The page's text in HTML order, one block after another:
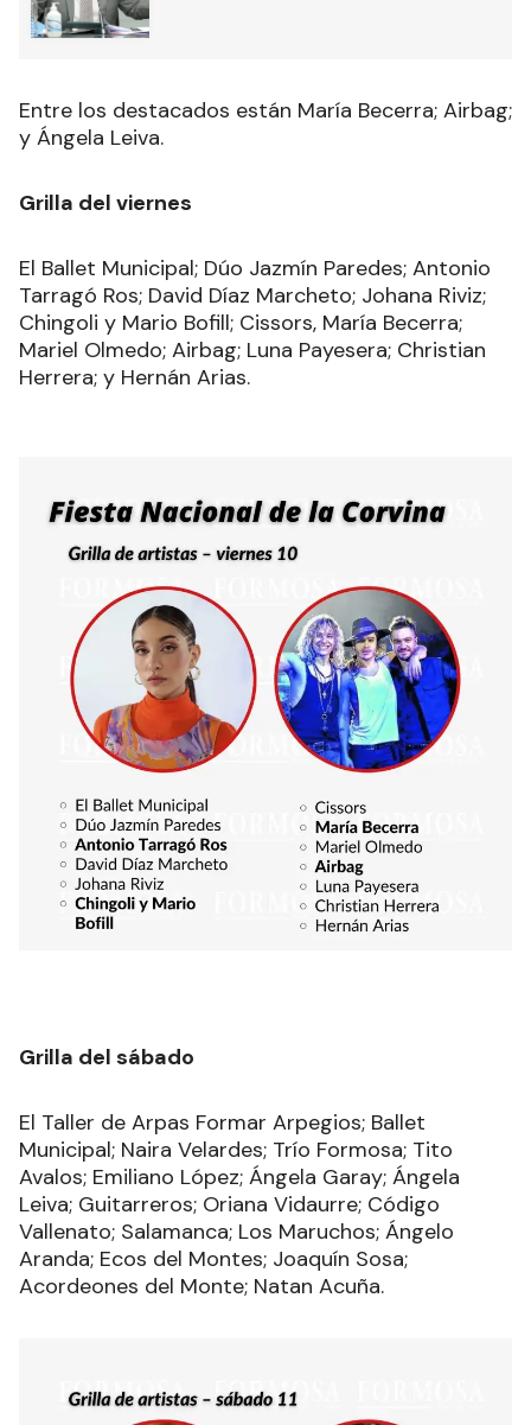
Entre los destacados están María Becerra; Airbag;
y Ángela Leiva.
Grilla del viernes
El Ballet Municipal; Dúo Jazmín Paredes; Antonio
Tarragó Ros; David Díaz Marcheto; Johana Riviz;
Chingoli y Mario Bofill; Cissors, María Becerra;
Mariel Olmedo; Airbag; Luna Payesera; Christian
Herrera; y Hernán Arias.
Grilla del sábado
El Taller de Arpas Formar Arpegios; Ballet
Municipal; Naira Velardes; Trío Formosa; Tito
Avalos; Emiliano López; Ángela Garay; Ángela
Leiva; Guitarreros; Oriana Vidaurre; Código
Vallenato; Salamanca; Los Maruchos; Ángelo
Aranda; Ecos del Montes; Joaquín Sosa;
Acordeones del Monte; Natan Acuña.